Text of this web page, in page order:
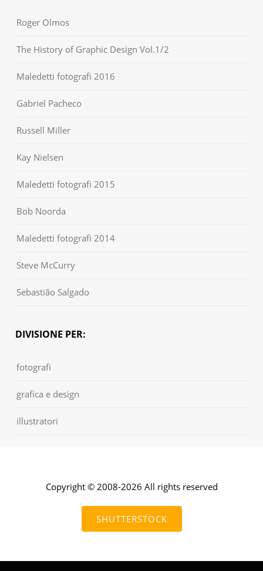
Roger Olmos
The History of Graphic Design Vol.1/2
Maledetti fotografi 2016
Gabriel Pacheco
Russell Miller
Kay Nielsen
Maledetti fotografi 2015
Bob Noorda
Maledetti fotografi 2014
Steve McCurry
Sebastião Salgado
DIVISIONE PER:
fotografi
grafica e design
illustratori
Copyright © 2008-2026 All rights reserved
SHUTTERSTOCK